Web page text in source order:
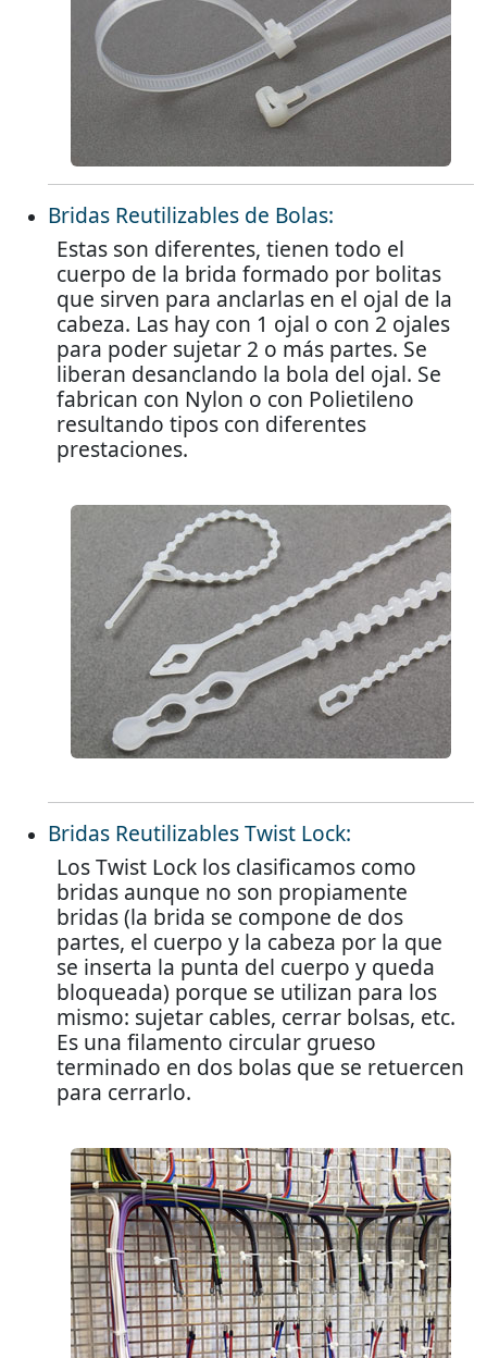
Bridas Reutilizables de Bolas:
Estas son diferentes, tienen todo el
cuerpo de la brida formado por bolitas
que sirven para anclarlas en el ojal de la
cabeza. Las hay con 1 ojal o con 2 ojales
para poder sujetar 2 o más partes. Se
liberan desanclando la bola del ojal. Se
fabrican con Nylon o con Polietileno
resultando tipos con diferentes
prestaciones.
Bridas Reutilizables Twist Lock:
Los Twist Lock los clasificamos como
bridas aunque no son propiamente
bridas (la brida se compone de dos
partes, el cuerpo y la cabeza por la que
se inserta la punta del cuerpo y queda
bloqueada) porque se utilizan para los
mismo: sujetar cables, cerrar bolsas, etc.
Es una filamento circular grueso
terminado en dos bolas que se retuercen
para cerrarlo.